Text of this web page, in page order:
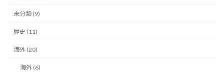
未分類 (9)
歴史 (11)
海外 (20)
海外 (6)